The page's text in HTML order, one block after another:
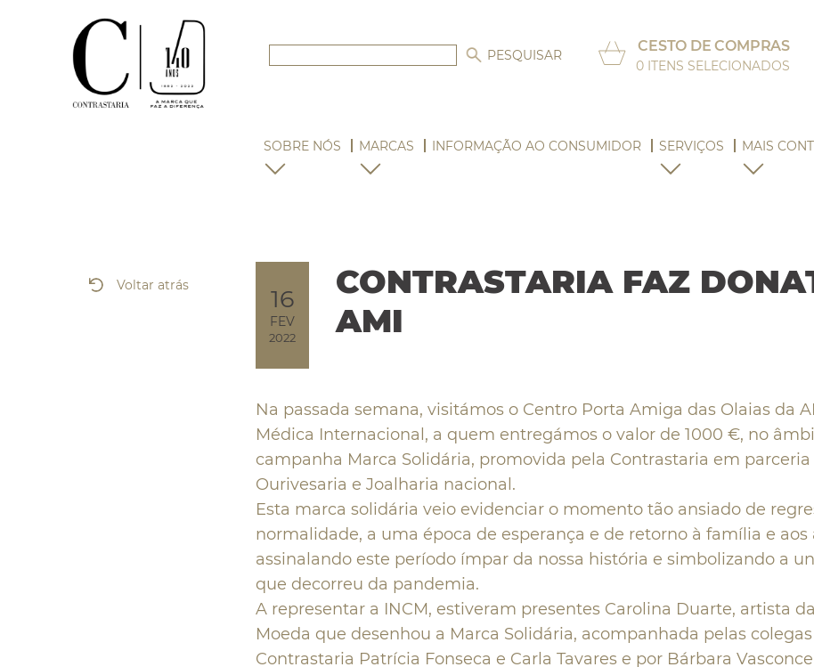
CESTO DE COMPRAS
0 ITENS SELECIONADOS
SOBRE NÓS MARCAS INFORMAÇÃO AO CONSUMIDOR SERVIÇOS MAIS
16
FEV
2022
CONTRASTARIA FAZ
AMI
Voltar atrás
Na passada semana, visitámos o Centro Porta Amiga das Olaias da
Médica Internacional, a quem entregámos o valor de 1000 €, no
campanha Marca Solidária, promovida pela Contrastaria em
Ourivesaria e Joalharia nacional.
Esta marca solidária veio evidenciar o momento tão ansiado de
normalidade, a uma época de esperança e de retorno à família e aos
assinalando este período ímpar da nossa história e simbolizando a
que decorreu da pandemia.
A representar a INCM, estiveram presentes Carolina Duarte, artista
Moeda que desenhou a Marca Solidária, acompanhada pelas
Contrastaria Patrícia Fonseca e Carla Tavares e por Bárbara